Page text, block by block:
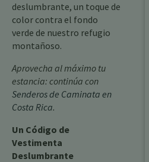
deslumbrante, un toque de
color contra el fondo
verde de nuestro refugio
montañoso.
Aprovecha al máximo tu
estancia: continúa con
Senderos de Caminata en
Costa Rica.
Un Código de
Vestimenta
Deslumbrante